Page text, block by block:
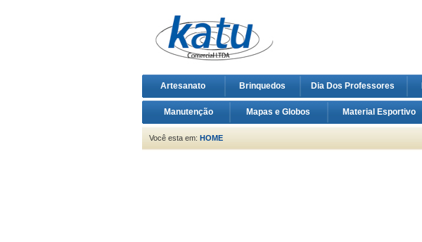
Artesanato Brinquedos Dia Dos Professores
Manutenção Mapas e Globos Material Esportivo
Você esta em: HOME